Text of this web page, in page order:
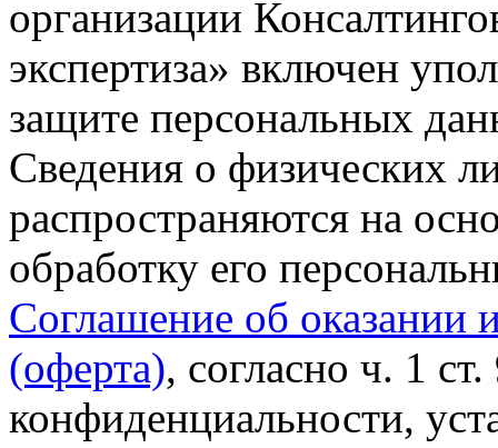
организации
экспертиза» включен
защите персональных
Сведения о физических
распространяются на
обработку его
Соглашение об оказании
(оферта), согласно ч. 1
конфиденциальности,